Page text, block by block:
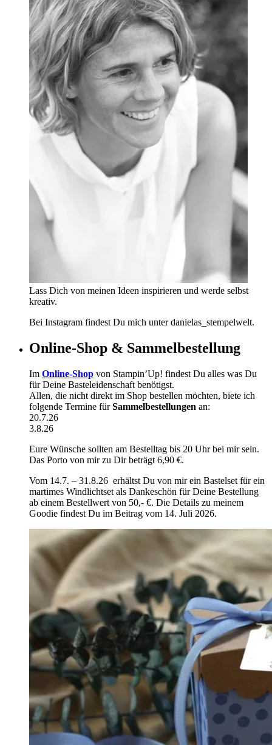
Lass Dich von meinen Ideen inspirieren und werde selbst
kreativ.
Bei Instagram findest Du mich unter danielas_stempelwelt.
Online-Shop & Sammelbestellung
Im Online-Shop von Stampin’Up! findest Du alles was Du
für Deine Basteleidenschaft benötigst.
Allen, die nicht direkt im Shop bestellen möchten, biete ich
folgende Termine fürSammelbestellungen an:
20.7.26
3.8.26
Eure Wünsche sollten am Bestelltag bis 20 Uhr bei mir sein.
Das Porto von mir zu Dir beträgt 6,90 €.
Vom 14.7. – 31.8.26 erhältst Du von mir ein Bastelset für ein
martimes Windlichtset als Dankeschön für Deine Bestellung
ab einem Bestellwert von 50,- €. Die Details zu meinem
Goodie findest Du im Beitrag vom 14. Juli 2026.